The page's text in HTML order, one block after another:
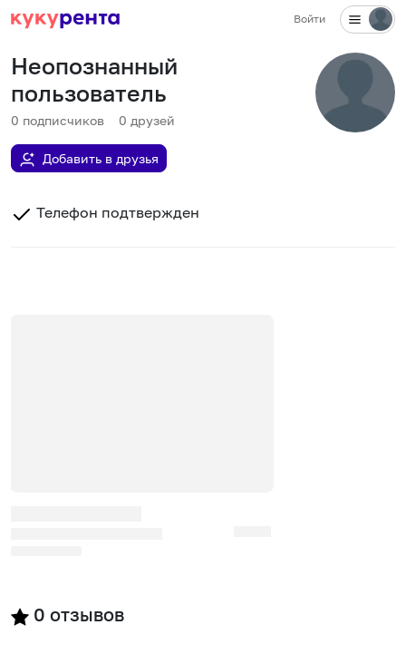
Войти
Неопознанный
пользователь
0 подписчиков 0 друзей
Добавить в друзья
Телефон подтвержден
0 отзывов